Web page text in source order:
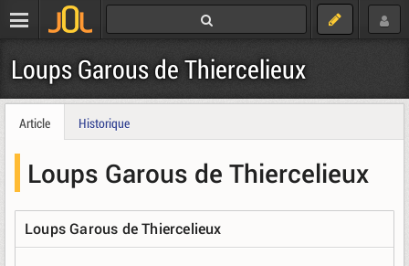
Loups Garous de Thiercelieux
Article Historique
Loups Garous de Thiercelieux
Loups Garous de Thiercelieux